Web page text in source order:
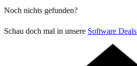
Noch nichts gefunden?
Schau doch mal in unsere Software Deals